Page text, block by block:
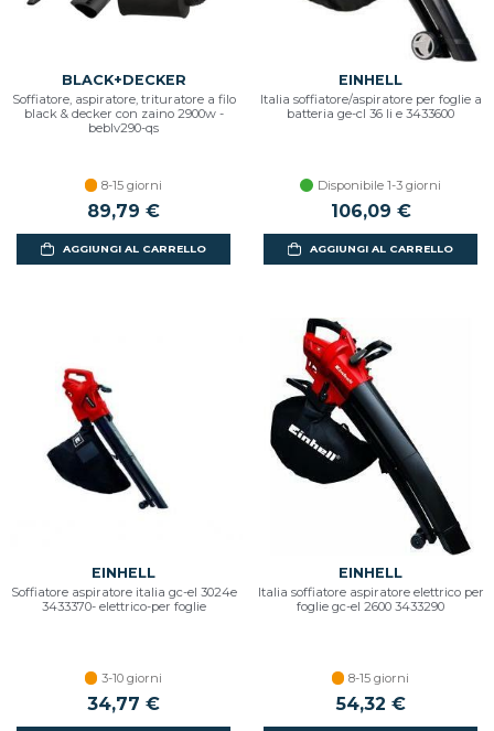
BLACK+DECKER
Soffiatore, aspiratore, trituratore a filo
black & decker con zaino 2900w -
beblv290-qs
8-15 giorni
89,79 €
AGGIUNGI AL CARRELLO
EINHELL
Italia soffiatore/aspiratore per foglie a
batteria ge-cl 36 li e 3433600
Disponibile 1-3 giorni
106,09 €
AGGIUNGI AL CARRELLO
EINHELL
Soffiatore aspiratore italia gc-el 3024e
3433370- elettrico-per foglie
3-10 giorni
34,77 €
EINHELL
Italia soffiatore aspiratore elettrico per
foglie gc-el 2600 3433290
8-15 giorni
54,32 €